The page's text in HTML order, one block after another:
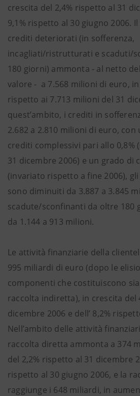
crescita del 2,4% rispetto al 31
9,1% rispetto al 30 giugno 2006.
crediti deteriorati (in sofferenza,
incagliati/ristrutturati e scaduti/
180 giorni) ammonta - al netto
valore - a 7.568 milioni di euro, in
rispetto ai 7.713 milioni del 31
quest’ambito, i crediti in
2.682 a 2.810 milioni di euro, con
crediti complessivi pari allo 0,8%
31 dicembre 2006) e un grado di
(invariato rispetto a fine 2006),
sono diminuiti da 3.887 a 3.845
scadute/sconfinanti da oltre 180
da 1.144 a 913 milioni.
Le attività finanziarie della
995 miliardi di euro (dopo le
componenti che costituiscono
raccolta indiretta), in crescita del
dicembre 2006 e dell’ 8,2%
Nell’ambito delle attività
raccolta diretta ammonta a 374
del 2,2% rispetto al 31 dicembre
rispetto al 30 giugno 2006, e la
raggiunge i 648 miliardi, in